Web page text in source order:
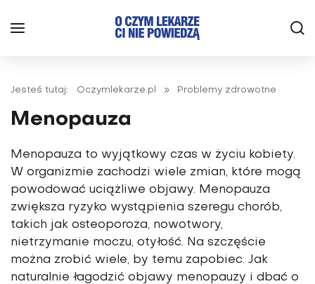
Jesteś tutaj: Oczymlekarze.pl » Problemy zdrowotne
Menopauza
Menopauza to wyjątkowy czas w życiu kobiety.
W organizmie zachodzi wiele zmian, które mogą
powodować uciążliwe objawy. Menopauza
zwiększa ryzyko wystąpienia szeregu chorób,
takich jak osteoporoza, nowotwory,
nietrzymanie moczu, otyłość. Na szczęście
można zrobić wiele, by temu zapobiec. Jak
naturalnie łagodzić objawy menopauzy i dbać o